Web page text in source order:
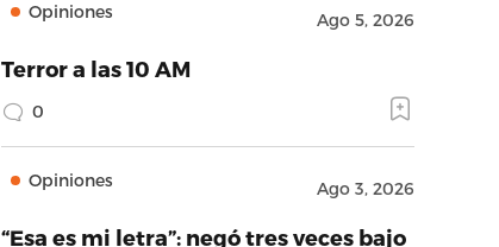
Opiniones Ago 5, 2026
Terror a las 10 AM
0
Opiniones Ago 3, 2026
“Esa es mi letra”: negó tres veces bajo